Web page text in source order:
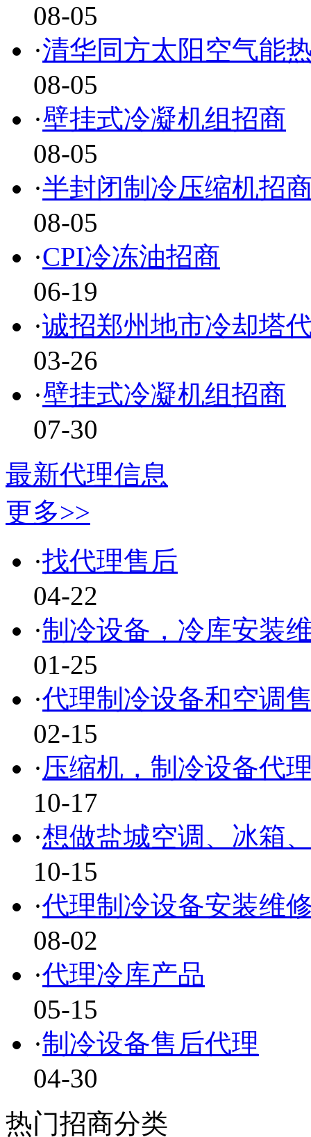
08-05
·清华同方太阳空气能
08-05
·壁挂式冷凝机组招商
08-05
·半封闭制冷压缩机招
08-05
·CPI冷冻油招商
06-19
·诚招郑州地市冷却塔
03-26
·壁挂式冷凝机组招商
07-30
最新代理信息
更多>>
·找代理售后
04-22
·制冷设备，冷库安装
01-25
·代理制冷设备和空调
02-15
·压缩机，制冷设备代
10-17
·想做盐城空调、冰箱
10-15
·代理制冷设备安装维
08-02
·代理冷库产品
05-15
·制冷设备售后代理
04-30
热门招商分类